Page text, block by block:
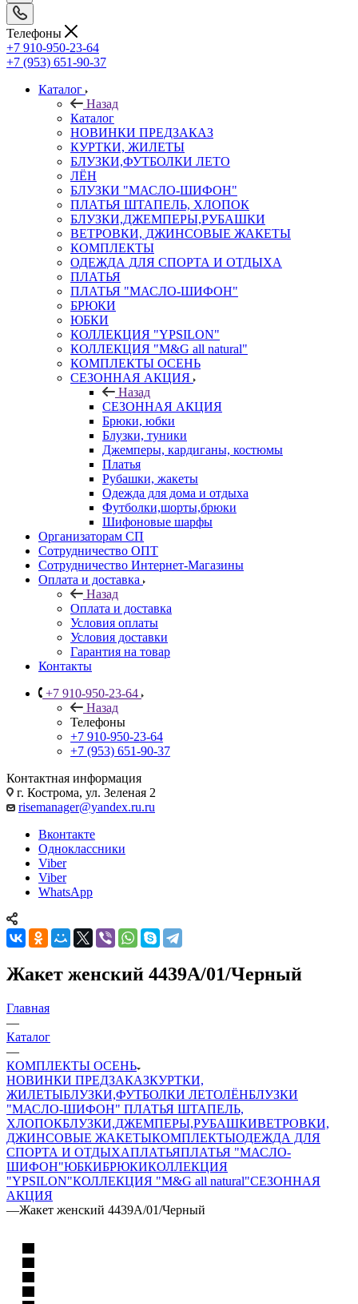
Телефоны
+7 910-950-23-64
+7 (953) 651-90-37
Каталог
Назад
Каталог
НОВИНКИ ПРЕДЗАКАЗ
КУРТКИ, ЖИЛЕТЫ
БЛУЗКИ,ФУТБОЛКИ ЛЕТО
ЛЁН
БЛУЗКИ "МАСЛО-ШИФОН"
ПЛАТЬЯ ШТАПЕЛЬ, ХЛОПОК
БЛУЗКИ,ДЖЕМПЕРЫ,РУБАШКИ
ВЕТРОВКИ, ДЖИНСОВЫЕ ЖАКЕТЫ
КОМПЛЕКТЫ
ОДЕЖДА ДЛЯ СПОРТА И ОТДЫХА
ПЛАТЬЯ
ПЛАТЬЯ "МАСЛО-ШИФОН"
БРЮКИ
ЮБКИ
КОЛЛЕКЦИЯ "YPSILON"
КОЛЛЕКЦИЯ "M&G all natural"
КОМПЛЕКТЫ ОСЕНЬ
СЕЗОННАЯ АКЦИЯ
Назад
СЕЗОННАЯ АКЦИЯ
Брюки, юбки
Блузки, туники
Джемперы, кардиганы, костюмы
Платья
Рубашки, жакеты
Одежда для дома и отдыха
Футболки,шорты,брюки
Шифоновые шарфы
Организаторам СП
Сотрудничество ОПТ
Сотрудничество Интернет-Магазины
Оплата и доставка
Назад
Оплата и доставка
Условия оплаты
Условия доставки
Гарантия на товар
Контакты
+7 910-950-23-64
Назад
Телефоны
+7 910-950-23-64
+7 (953) 651-90-37
Контактная информация
г. Кострома, ул. Зеленая 2
risemanager@yandex.ru.ru
Вконтакте
Одноклассники
Viber
Viber
WhatsApp
Жакет женский 4439А/01/Черный
Главная
—
Каталог
—
КОМПЛЕКТЫ ОСЕНЬ
НОВИНКИ ПРЕДЗАКАЗКУРТКИ,
ЖИЛЕТЫБЛУЗКИ,ФУТБОЛКИ ЛЕТОЛЁНБЛУЗКИ
"МАСЛО-ШИФОН" ПЛАТЬЯ ШТАПЕЛЬ,
ХЛОПОКБЛУЗКИ,ДЖЕМПЕРЫ,РУБАШКИВЕТРОВКИ,
ДЖИНСОВЫЕ ЖАКЕТЫКОМПЛЕКТЫОДЕЖДА ДЛЯ
СПОРТА И ОТДЫХАПЛАТЬЯПЛАТЬЯ "МАСЛО-
ШИФОН"ЮБКИБРЮКИКОЛЛЕКЦИЯ
"YPSILON"КОЛЛЕКЦИЯ "M&G all natural"СЕЗОННАЯ
АКЦИЯ
—Жакет женский 4439А/01/Черный